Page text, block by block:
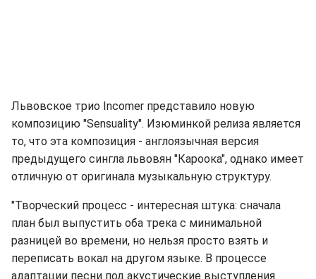
Львовское трио Incomer представило новую
композицию "Sensuality". Изюминкой релиза является
то, что эта композиция - англоязычная версия
предыдущего сингла львовян "Кароока", однако имеет
отличную от оригинала музыкальную структуру.
"Творческий процесс - интересная штука: сначала
план был выпустить оба трека с минимальной
разницей во времени, но нельзя просто взять и
переписать вокал на другом языке. В процессе
адаптации песни под акустические выступления